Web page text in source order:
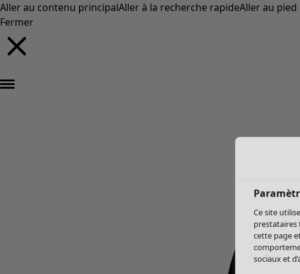
Aller au contenu principalAller à la recherche rapideAller au pied
Fermer
Ce site
prestataires
cette page
sociaux et